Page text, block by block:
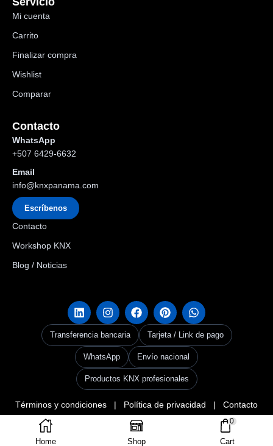
Home Shop
0
Cart
Mi cuenta
Carrito
Finalizar compra
Wishlist
Comparar
Contacto
WhatsApp
+507 6429-6632
Email
info@knxpanama.com
Escríbenos
Contacto
Workshop KNX
Blog / Noticias
Transferencia bancaria Tarjeta / Link de pago
WhatsApp Envío nacional
Productos KNX profesionales
Términos y condiciones | Política de privacidad | Contacto
Copyright © 2026KNX Panama. Creado por Grupo Codax –KNX Userclub
Panama & Codax Group